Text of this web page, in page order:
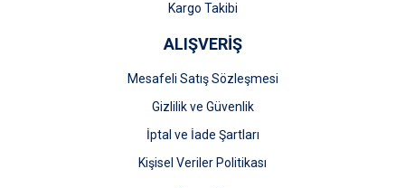
Kargo Takibi
ALIŞVERİŞ
Mesafeli Satış Sözleşmesi
Gizlilik ve Güvenlik
İptal ve İade Şartları
Kişisel Veriler Politikası